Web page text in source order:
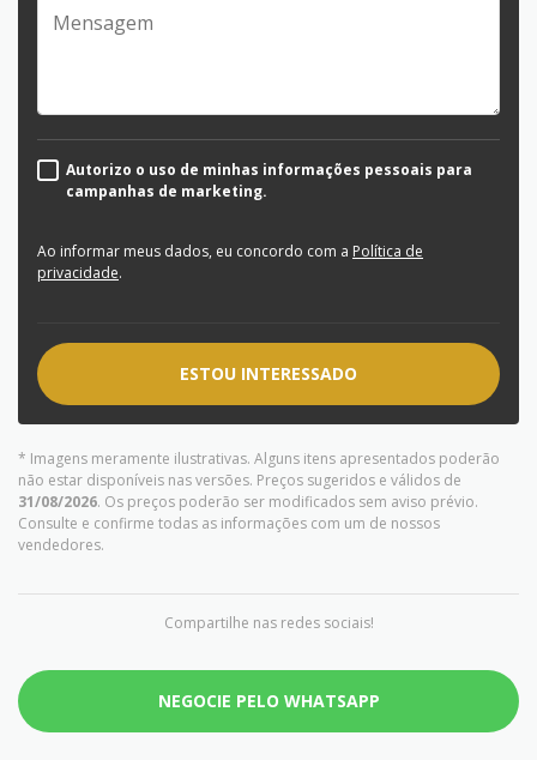
Autorizo o uso de minhas informações pessoais para
campanhas de marketing.
Ao informar meus dados, eu concordo com a Política de
privacidade.
ESTOU INTERESSADO
* Imagens meramente ilustrativas. Alguns itens apresentados poderão
não estar disponíveis nas versões. Preços sugeridos e válidos de
31/08/2026. Os preços poderão ser modificados sem aviso prévio.
Consulte e confirme todas as informações com um de nossos
vendedores.
Compartilhe nas redes sociais!
NEGOCIE PELO WHATSAPP